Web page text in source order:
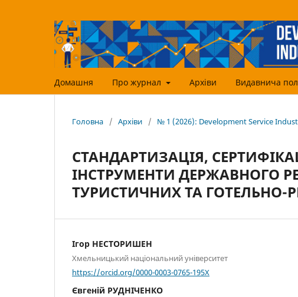
Домашня Про журнал Архіви Видавнича
Головна / Архіви / № 1 (2026): Development Service
СТАНДАРТИЗАЦІЯ,
ІНСТРУМЕНТИ ДЕРЖАВНОГО
ТУРИСТИЧНИХ ТА ГОТЕЛЬНО-
Ігор НЕСТОРИШЕН
Хмельницький національний університет
https://orcid.org/0000-0003-0765-195X
Євгеній РУДНІЧЕНКО